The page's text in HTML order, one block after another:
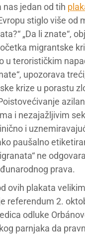
nas jedan od tih
stiglo više od
„Da li znate“,
migrantske
u terorističkim
upozorava
krize u porastu
i nezajažljivim
i
paušalno
ne
prava.
ovih plakata
referendum 2.
odluke
parnjaka da